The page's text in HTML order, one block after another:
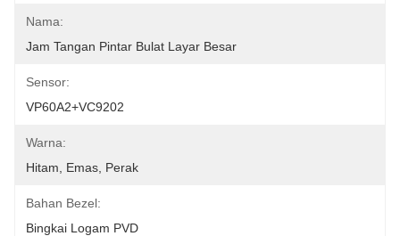
Nama:
Jam Tangan Pintar Bulat Layar Besar
Sensor:
VP60A2+VC9202
Warna:
Hitam, Emas, Perak
Bahan Bezel:
Bingkai Logam PVD